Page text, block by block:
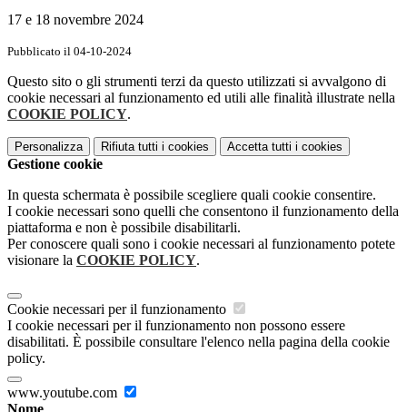
17 e 18 novembre 2024
Pubblicato il 04-10-2024
Questo sito o gli strumenti terzi da questo utilizzati si avvalgono di
cookie necessari al funzionamento ed utili alle finalità illustrate nella
COOKIE POLICY.
Personalizza Rifiuta tutti i cookies Accetta tutti i cookies
Gestione cookie
In questa schermata è possibile scegliere quali cookie consentire.
I cookie necessari sono quelli che consentono il funzionamento della
piattaforma e non è possibile disabilitarli.
Per conoscere quali sono i cookie necessari al funzionamento potete
visionare la COOKIE POLICY.
Cookie necessari per il funzionamento
I cookie necessari per il funzionamento non possono essere
disabilitati. È possibile consultare l'elenco nella pagina della cookie
policy.
www.youtube.com
Nome